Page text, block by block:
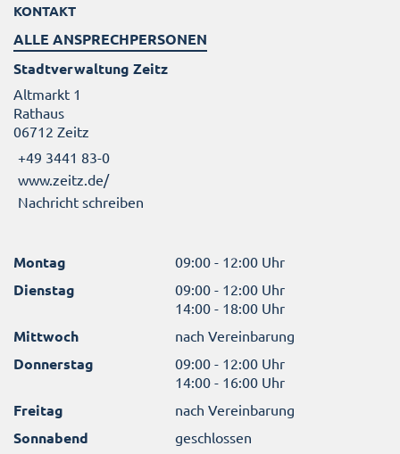
KONTAKT
ALLE ANSPRECHPERSONEN
Stadtverwaltung Zeitz
Altmarkt 1
Rathaus
06712 Zeitz
+49 3441 83-0
www.zeitz.de/
Nachricht schreiben
Montag 09:00 - 12:00 Uhr
Dienstag
09:00 - 12:00 Uhr
14:00 - 18:00 Uhr
Mittwoch nach Vereinbarung
Donnerstag
09:00 - 12:00 Uhr
14:00 - 16:00 Uhr
Freitag nach Vereinbarung
Sonnabend geschlossen